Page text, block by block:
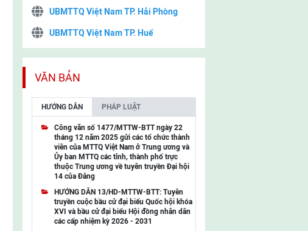
UBMTTQ Việt Nam TP. Hải Phòng
UBMTTQ Việt Nam TP. Huế
UBMTTQ Việt Nam TP. Cần Thơ
UBMTTQ Việt Nam tỉnh Quảng Ninh
UBMTTQ Việt Nam tỉnh Cao Bằng
UBMTTQ Việt Nam tỉnh Lạng Sơn
UBMTTQ Việt Nam tỉnh Lai Châu
UBMTTQ Việt Nam tỉnh Điện Biên
UBMTTQ Việt Nam tỉnh Sơn La
UBMTTQ Việt Nam tỉnh Thanh Hóa
VĂN BẢN
HƯỚNG DẪN PHÁP LUẬT
Công văn số 1477/MTTW-BTT ngày 22
tháng 12 năm 2025 gửi các tổ chức thành
viên của MTTQ Việt Nam ở Trung ương và
Ủy ban MTTQ các tỉnh, thành phố trực
thuộc Trung ương về tuyên truyền Đại hội
14 của Đảng
HƯỚNG DẪN 13/HD-MTTW-BTT: Tuyên
truyền cuộc bầu cử đại biểu Quốc hội khóa
XVI và bầu cử đại biểu Hội đồng nhân dân
các cấp nhiệm kỳ 2026 - 2031